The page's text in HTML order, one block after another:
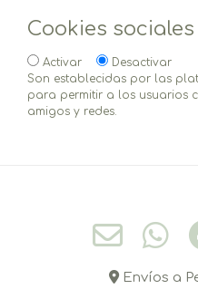
Cookies sociales
Activar
Desactivar
Son establecidas por las
para permitir a los usuarios
amigos y redes.
Envíos a